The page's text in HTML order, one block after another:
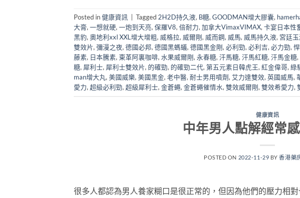
Posted in健康資訊 Tagged 2H2D持久液, B糖, GOODMAN增大膠囊,
大膏, 一想就硬, 一炮到天亮, 保羅V8, 倍耐力, 加拿大VimaxVIMAX, 卡宴日本性
黑豹, 奧地利xxl XXL增大增粗, 威格拉, 威爾剛, 威而鋼, 威馬, 威馬持久液, 宮廷
雙效片, 彌漫之夜, 德國必邦, 德國黑螞蟻, 德國黑金剛, 必利勁, 必利吉, 必力勁,
藤素, 日本騰素, 東革阿裏咖啡, 水果威爾剛, 永春糖, 汗馬糖, 汗馬紅糖, 汗馬金糖,
糖, 犀利士, 犀利士雙效片, 的確勁, 的確勁二代, 第五元素日韓虎王, 紅金偉哥, 綠
man增大丸, 美國威樂, 美國黑金, 老中醫, 耐士男用噴劑, 艾力達雙效, 英國威馬,
愛力, 超級必利勁, 超級犀利士, 金蒼蠅, 金蒼蠅催情水, 雙效威爾剛, 雙效希愛力,
健康資訊
中年男人點解經常
POSTED ON 2022-11-29 BY香港藥
很多人都認為男人養家糊口是很正常的，但因為他們的壓力相